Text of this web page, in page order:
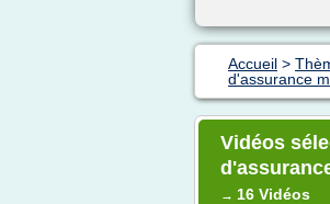
Accueil >
d'assurance
Vidéos
→ 16 Vidéos